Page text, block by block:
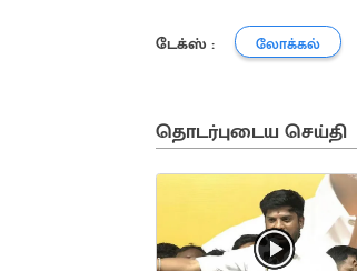
டேக்ஸ் : லோக்கல்
தொடர்புடைய செய்தி